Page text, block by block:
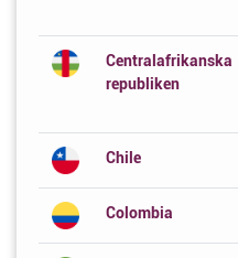
Centralafrikanska
republiken
Chile
Colombia